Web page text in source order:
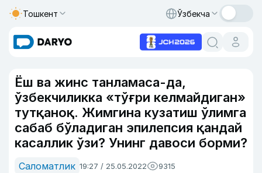
Тошкент Ўзбекча
Ёш ва жинс танламаса-да,
ўзбекчиликка «тўғри келмайдиган»
тутқаноқ. Жимгина кузатиш ўлимга
сабаб бўладиган эпилепсия қандай
касаллик ўзи? Унинг давоси борми?
Саломатлик 19:27 / 25.05.2022 9315